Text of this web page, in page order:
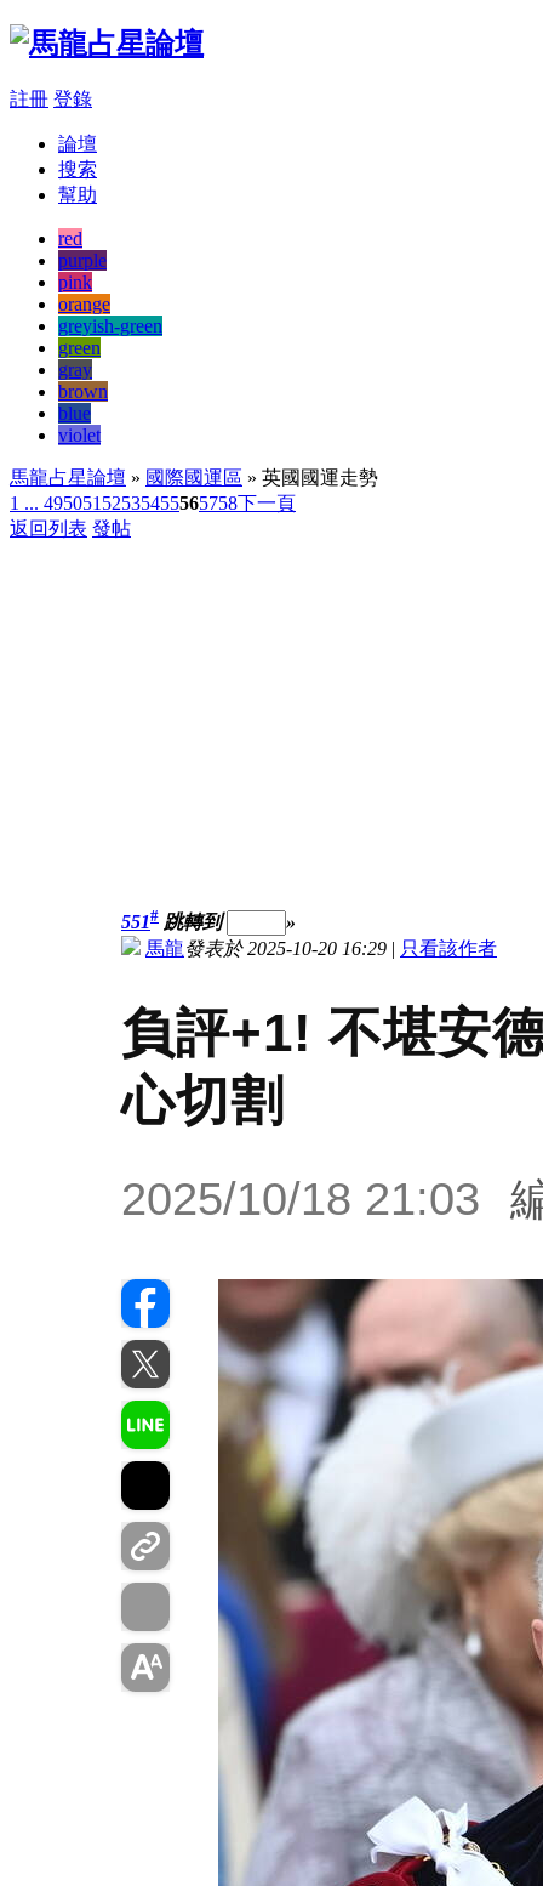
註冊 登錄
論壇
搜索
幫助
red
purple
pink
orange
greyish-green
green
gray
brown
blue
violet
馬龍占星論壇 » 國際國運區 » 英國國運走勢
1 ... 495051 52535455565758下一頁
返回列表 發帖
551# 跳轉到
»
馬龍發表於 2025-10-20 16:29 | 只看該作者
負評+1! 不堪安
心切割
2025/10/18 21:03